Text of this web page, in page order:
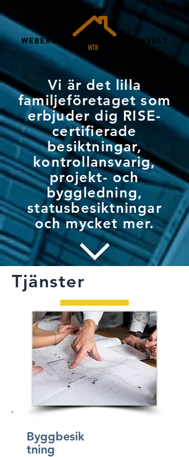
Vi är det lilla
familjeföretaget som
erbjuder dig RISE-
certifierade
besiktningar,
kontrollansvarig,
projekt- och
byggledning,
statusbesiktningar
och mycket mer.
Tjänster
Byggbesik
tning